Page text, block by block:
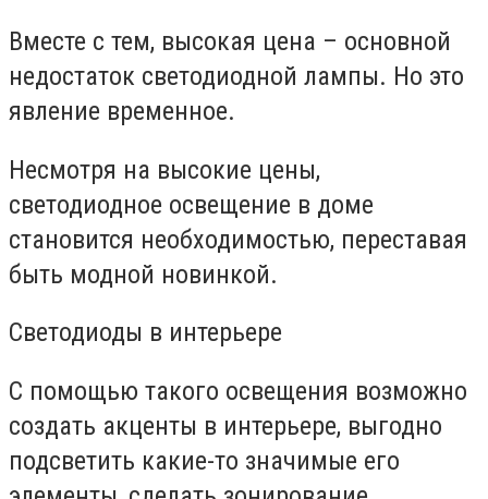
Вместе с тем, высокая цена – основной
недостаток светодиодной лампы. Но это
явление временное.
Несмотря на высокие цены,
светодиодное освещение в доме
становится необходимостью, переставая
быть модной новинкой.
Светодиоды в интерьере
С помощью такого освещения возможно
создать акценты в интерьере, выгодно
подсветить какие-то значимые его